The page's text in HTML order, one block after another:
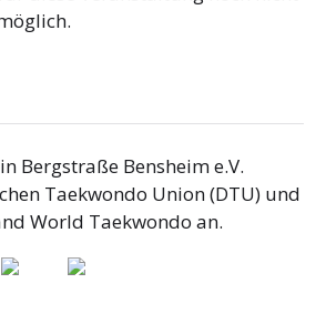
Bergstraße Bensheim e.V.
Taekwondo Union (DTU) und
World Taekwondo an.